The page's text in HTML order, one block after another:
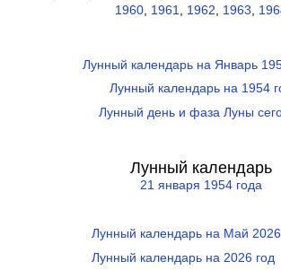
1960 1961 1962 1963
Лунный календарь на Январь
Лунный календарь на 1954
Лунный день и фаза Луны
Лунный календарь
21 января 1954 года
Лунный календарь на Май 2026
Лунный календарь на 2026 год